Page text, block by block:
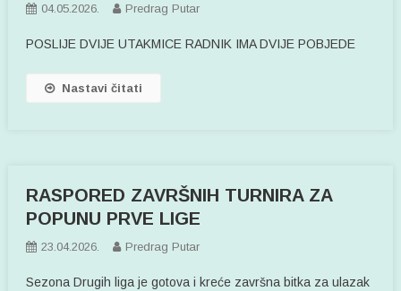
04.05.2026. Predrag Putar
POSLIJE DVIJE UTAKMICE RADNIK IMA DVIJE POBJEDE
Nastavi čitati
RASPORED ZAVRŠNIH TURNIRA ZA
POPUNU PRVE LIGE
23.04.2026. Predrag Putar
Sezona Drugih liga je gotova i kreće završna bitka za ulazak